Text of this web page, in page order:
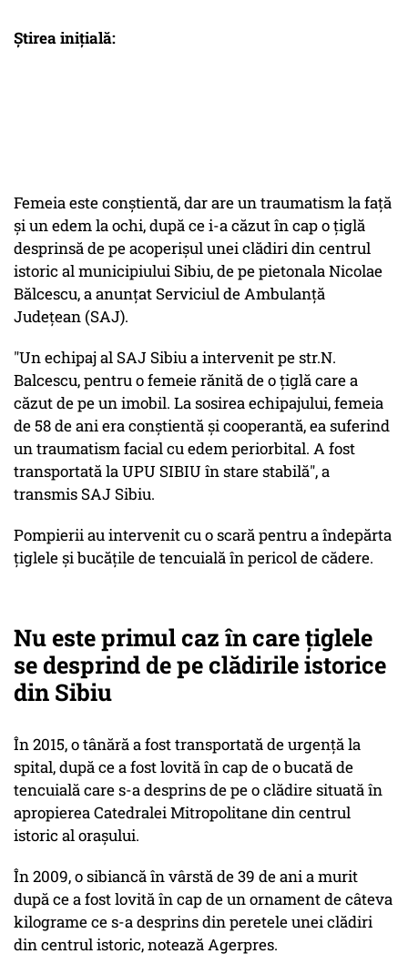
Știrea inițială:
Femeia este conştientă, dar are un traumatism la faţă
şi un edem la ochi, după ce i-a căzut în cap o ţiglă
desprinsă de pe acoperişul unei clădiri din centrul
istoric al municipiului Sibiu, de pe pietonala Nicolae
Bălcescu, a anunţat Serviciul de Ambulanţă
Judeţean (SAJ).
"Un echipaj al SAJ Sibiu a intervenit pe str.N.
Balcescu, pentru o femeie rănită de o ţiglă care a
căzut de pe un imobil. La sosirea echipajului, femeia
de 58 de ani era conştientă şi cooperantă, ea suferind
un traumatism facial cu edem periorbital. A fost
transportată la UPU SIBIU în stare stabilă", a
transmis SAJ Sibiu.
Pompierii au intervenit cu o scară pentru a îndepărta
ţiglele şi bucăţile de tencuială în pericol de cădere.
Nu este primul caz în care țiglele
se desprind de pe clădirile istorice
din Sibiu
În 2015, o tânără a fost transportată de urgenţă la
spital, după ce a fost lovită în cap de o bucată de
tencuială care s-a desprins de pe o clădire situată în
apropierea Catedralei Mitropolitane din centrul
istoric al oraşului.
În 2009, o sibiancă în vârstă de 39 de ani a murit
după ce a fost lovită în cap de un ornament de câteva
kilograme ce s-a desprins din peretele unei clădiri
din centrul istoric, notează Agerpres.